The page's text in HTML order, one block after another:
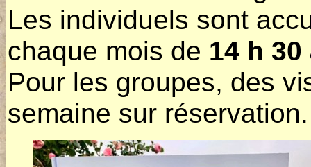
Les individuels sont
chaque mois de 14 h 30
Pour les groupes, des
semaine sur réservation.